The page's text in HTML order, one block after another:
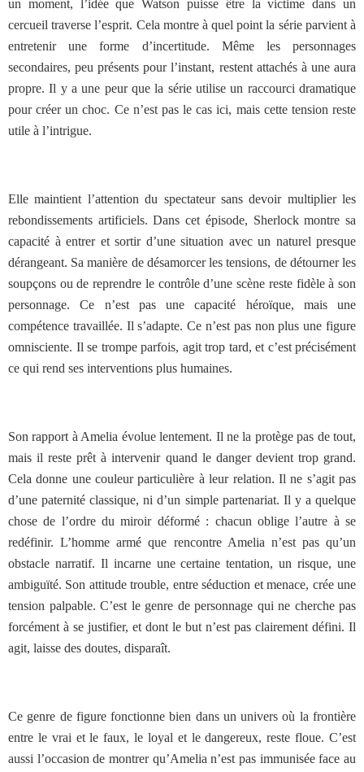
un moment, l’idée que Watson puisse être la victime dans un
cercueil traverse l’esprit. Cela montre à quel point la série parvient à
entretenir une forme d’incertitude. Même les personnages
secondaires, peu présents pour l’instant, restent attachés à une aura
propre. Il y a une peur que la série utilise un raccourci dramatique
pour créer un choc. Ce n’est pas le cas ici, mais cette tension reste
utile à l’intrigue.
Elle maintient l’attention du spectateur sans devoir multiplier les
rebondissements artificiels. Dans cet épisode, Sherlock montre sa
capacité à entrer et sortir d’une situation avec un naturel presque
dérangeant. Sa manière de désamorcer les tensions, de détourner les
soupçons ou de reprendre le contrôle d’une scène reste fidèle à son
personnage. Ce n’est pas une capacité héroïque, mais une
compétence travaillée. Il s’adapte. Ce n’est pas non plus une figure
omnisciente. Il se trompe parfois, agit trop tard, et c’est précisément
ce qui rend ses interventions plus humaines.
Son rapport à Amelia évolue lentement. Il ne la protège pas de tout,
mais il reste prêt à intervenir quand le danger devient trop grand.
Cela donne une couleur particulière à leur relation. Il ne s’agit pas
d’une paternité classique, ni d’un simple partenariat. Il y a quelque
chose de l’ordre du miroir déformé : chacun oblige l’autre à se
redéfinir. L’homme armé que rencontre Amelia n’est pas qu’un
obstacle narratif. Il incarne une certaine tentation, un risque, une
ambiguïté. Son attitude trouble, entre séduction et menace, crée une
tension palpable. C’est le genre de personnage qui ne cherche pas
forcément à se justifier, et dont le but n’est pas clairement défini. Il
agit, laisse des doutes, disparaît.
Ce genre de figure fonctionne bien dans un univers où la frontière
entre le vrai et le faux, le loyal et le dangereux, reste floue. C’est
aussi l’occasion de montrer qu’Amelia n’est pas immunisée face au